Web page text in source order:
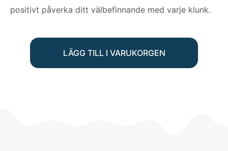
positivt påverka ditt välbefinnande med varje klunk.
LÄGG TILL I VARUKORGEN